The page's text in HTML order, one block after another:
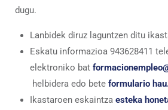
dugu.
Lanbidek diruz laguntzen ditu
Eskatu informazioa 943628411
elektroniko bat
helbidera edo bete formulario
Ikastaroen eskaintza esteka